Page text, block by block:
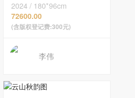
2024/ 180*96cm
72600.00
(含版权登记费:300元)
李伟